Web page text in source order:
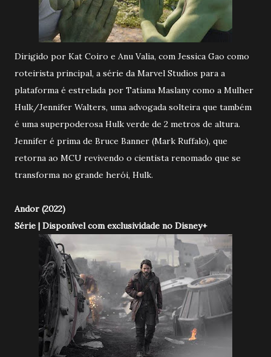
Dirigido por Kat Coiro e Anu Valia, com Jessica Gao como
roteirista principal, a série da Marvel Studios para a
plataforma é estrelada por Tatiana Maslany como a Mulher
Hulk/Jennifer Walters, uma advogada solteira que também
é uma superpoderosa Hulk verde de 2 metros de altura.
Jennifer é prima de Bruce Banner (Mark Ruffalo), que
retorna ao MCU revivendo o cientista renomado que se
transforma no grande herói, Hulk.
Andor (2022)
Série | Disponível com exclusividade no Disney+